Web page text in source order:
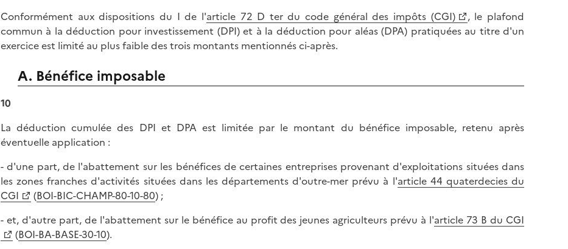
Conformément aux dispositions du I de l'article 72 D ter du code général des impôts (CGI)
, le plafond
commun à la déduction pour investissement (DPI) et à la déduction pour aléas (DPA) pratiquées au titre d'un
exercice est limité au plus faible des trois montants mentionnés ci-après.
A. Bénéfice imposable
10
La déduction cumulée des DPI et DPA est limitée par le montant du bénéfice imposable, retenu après
éventuelle application :
- d'une part, de l'abattement sur les bénéfices de certaines entreprises provenant d'exploitations situées dans
les zones franches d'activités situées dans les départements d'outre-mer prévu à l'article 44 quaterdecies du
CGI
(BOI-BIC-CHAMP-80-10-80) ;
- et, d'autre part, de l'abattement sur le bénéfice au profit des jeunes agriculteurs prévu à l'article 73 B du CGI
(BOI-BA-BASE-30-10).